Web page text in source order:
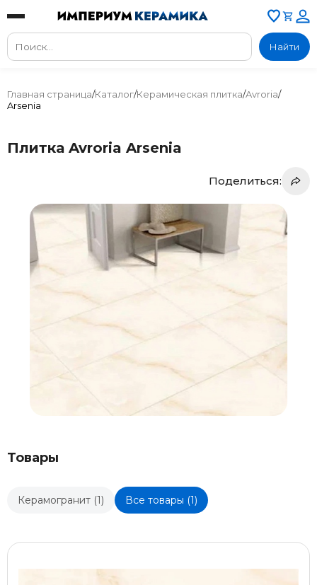
Найти
Главная страница/Каталог/Керамическая плитка/Avroria/
Arsenia
Плитка Avroria Arsenia
Поделиться:
Товары
Керамогранит (1) Все товары (1)